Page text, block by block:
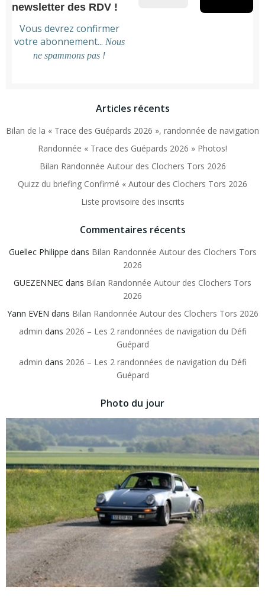
newsletter des RDV !
Vous devrez confirmer
votre abonnement... Nous
ne spammons pas !
Articles récents
Bilan de la « Trace des Guépards 2026 », randonnée de navigation
Randonnée « Trace des Guépards 2026 » Photos!
Bilan Randonnée Autour des Clochers Tors 2026
Quizz du briefing Confirmé « Autour des Clochers Tors 2026
Liste provisoire des inscrits
Commentaires récents
Guellec Philippe dans Bilan Randonnée Autour des Clochers Tors
2026
GUEZENNEC dans Bilan Randonnée Autour des Clochers Tors
2026
Yann EVEN dans Bilan Randonnée Autour des Clochers Tors 2026
admin dans 2026 – Les 2 randonnées de navigation du Défi
Guépard
admin dans 2026 – Les 2 randonnées de navigation du Défi
Guépard
Photo du jour